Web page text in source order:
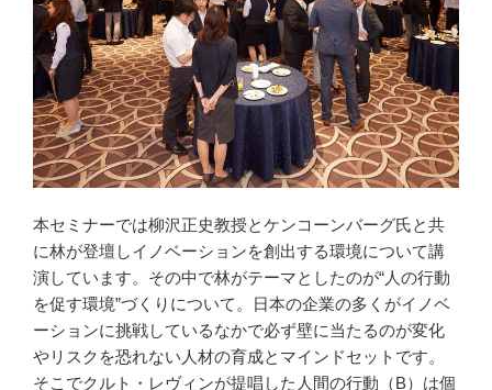
本セミナーでは柳沢正史教授とケンコーンバーグ氏と共
に林が登壇しイノベーションを創出する環境について講
演しています。その中で林がテーマとしたのが“人の行動
を促す環境”づくりについて。日本の企業の多くがイノベ
ーションに挑戦しているなかで必ず壁に当たるのが変化
やリスクを恐れない人材の育成とマインドセットです。
そこでクルト・レヴィンが提唱した人間の行動（B）は個